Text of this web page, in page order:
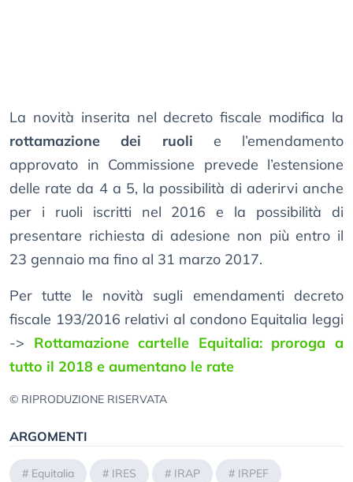
La novità inserita nel decreto fiscale modifica la
rottamazione dei ruoli e l’emendamento
approvato in Commissione prevede l’estensione
delle rate da 4 a 5, la possibilità di aderirvi anche
per i ruoli iscritti nel 2016 e la possibilità di
presentare richiesta di adesione non più entro il
23 gennaio ma fino al 31 marzo 2017.
Per tutte le novità sugli emendamenti decreto
fiscale 193/2016 relativi al condono Equitalia leggi
-> Rottamazione cartelle Equitalia: proroga a
tutto il 2018 e aumentano le rate
© RIPRODUZIONE RISERVATA
ARGOMENTI
# Equitalia # IRES # IRAP # IRPEF